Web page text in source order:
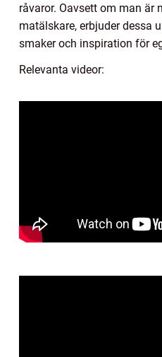
råvaror. Oavsett om man är
matälskare, erbjuder dessa
smaker och inspiration för
Relevanta videor: